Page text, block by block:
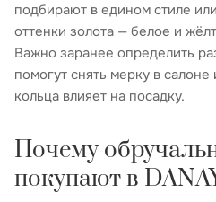
подбирают в едином стиле
оттенки золота — белое и
Важно заранее определить
помогут снять мерку в
кольца влияет на посадку.
Почему
покупают в